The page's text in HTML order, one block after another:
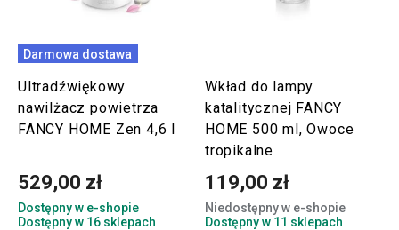
Darmowa dostawa
Ultradźwiękowy
nawilżacz powietrza
FANCY HOME Zen 4,6 l
529,00 zł
Dostępny w e-shopie
Dostępny w 16 sklepach
Wkład do lampy
katalitycznej FANCY
HOME 500 ml, Owoce
tropikalne
119,00 zł
Niedostępny w e-shopie
Dostępny w 11 sklepach